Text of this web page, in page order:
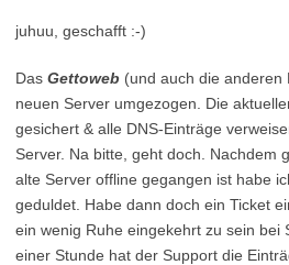
juhuu, geschafft :-)
Das Gettoweb (und auch die anderen
neuen Server umgezogen. Die
gesichert & alle DNS-Einträge
Server. Na bitte, geht doch. Nachdem
alte Server offline gegangen ist habe
geduldet. Habe dann doch ein Ticket
ein wenig Ruhe eingekehrt zu sein bei
einer Stunde hat der Support die